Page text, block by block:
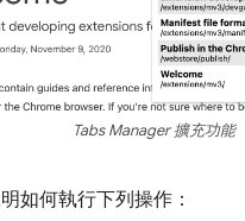
Tabs Manager 擴充功能
如何執行下列操作：